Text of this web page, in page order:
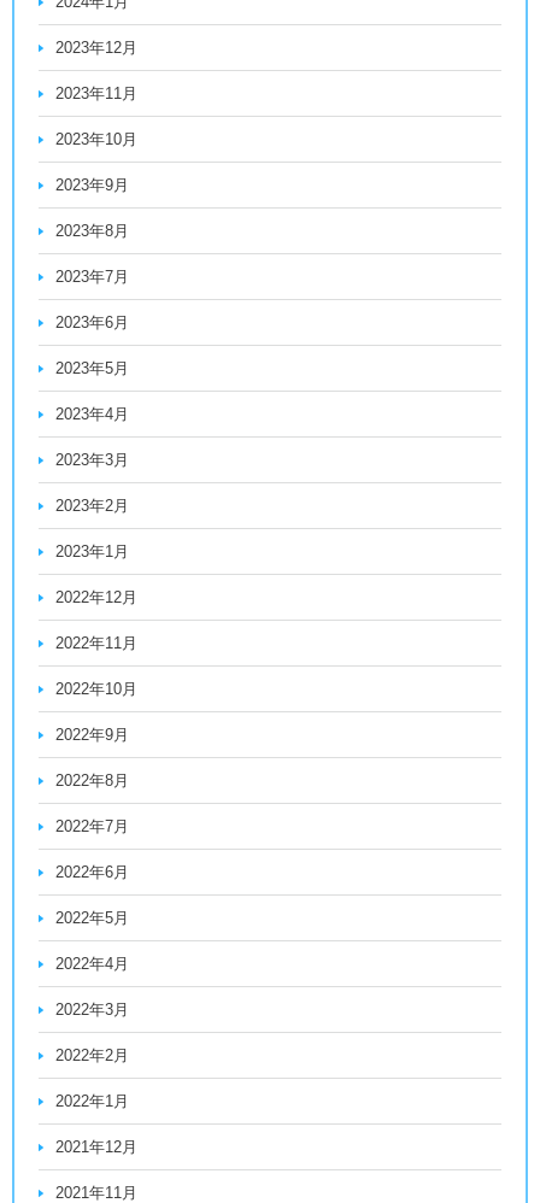
2023年12月
2023年11月
2023年10月
2023年9月
2023年8月
2023年7月
2023年6月
2023年5月
2023年4月
2023年3月
2023年2月
2023年1月
2022年12月
2022年11月
2022年10月
2022年9月
2022年8月
2022年7月
2022年6月
2022年5月
2022年4月
2022年3月
2022年2月
2022年1月
2021年12月
2021年11月